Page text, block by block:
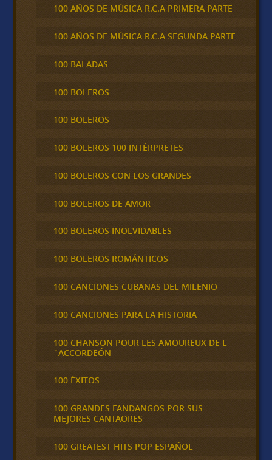
100 AÑOS DE MÚSICA R.C.A PRIMERA PARTE
100 AÑOS DE MÚSICA R.C.A SEGUNDA PARTE
100 BALADAS
100 BOLEROS
100 BOLEROS
100 BOLEROS 100 INTÉRPRETES
100 BOLEROS CON LOS GRANDES
100 BOLEROS DE AMOR
100 BOLEROS INOLVIDABLES
100 BOLEROS ROMÁNTICOS
100 CANCIONES CUBANAS DEL MILENIO
100 CANCIONES PARA LA HISTORIA
100 CHANSON POUR LES AMOUREUX DE L
´ACCORDEÓN
100 ÉXITOS
100 GRANDES FANDANGOS POR SUS
MEJORES CANTAORES
100 GREATEST HITS POP ESPAÑOL